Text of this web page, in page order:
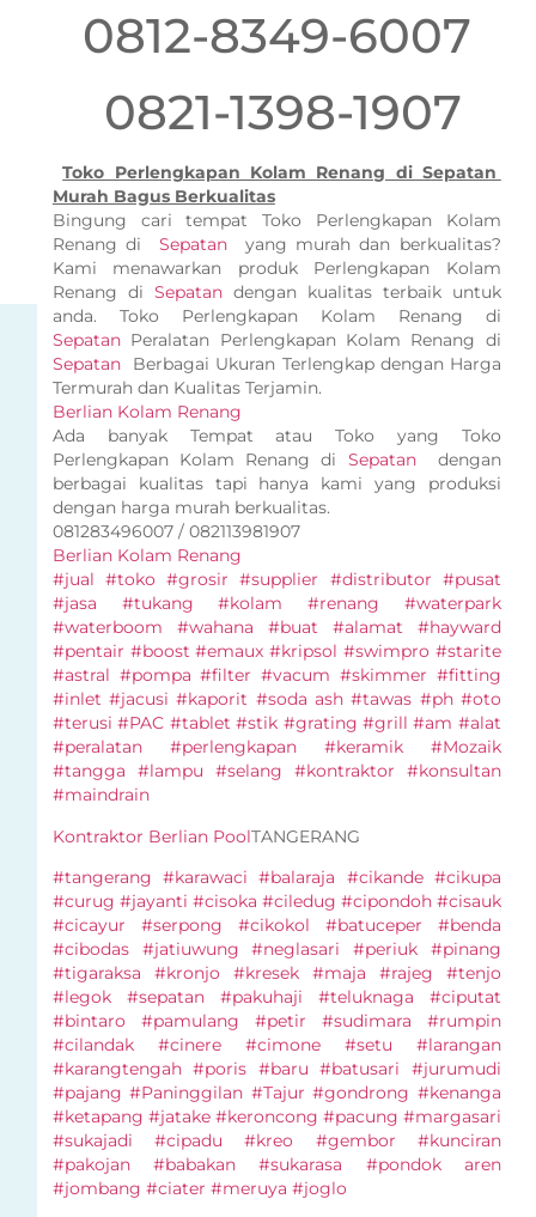
0812-8349-6007
0821-1398-1907
Toko Perlengkapan Kolam Renang di Sepatan
Murah Bagus Berkualitas
Bingung cari tempat Toko Perlengkapan Kolam
Renang di Sepatanyang murah dan berkualitas?
Kami menawarkan produk Perlengkapan Kolam
Renang di Sepatandengan kualitas terbaik untuk
anda. Toko Perlengkapan Kolam Renang di
SepatanPeralatan Perlengkapan Kolam Renang di
SepatanBerbagai Ukuran Terlengkap dengan Harga
Termurah dan Kualitas Terjamin.
Berlian Kolam Renang
Ada banyak Tempat atau Toko yang Toko
Perlengkapan Kolam Renang di Sepatandengan
berbagai kualitas tapi hanya kami yang produksi
dengan harga murah berkualitas.
081283496007 / 082113981907
Berlian Kolam Renang
#jual #toko #grosir #supplier #distributor #pusat
#jasa #tukang #kolam #renang #waterpark
#waterboom #wahana #buat #alamat #hayward
#pentair #boost #emaux #kripsol #swimpro #starite
#astral #pompa #filter #vacum #skimmer #fitting
#inlet #jacusi #kaporit #soda ash #tawas #ph #oto
#terusi #PAC #tablet #stik #grating #grill #am #alat
#peralatan #perlengkapan #keramik #Mozaik
#tangga #lampu #selang #kontraktor #konsultan
#maindrain
Kontraktor Berlian PoolTANGERANG
#tangerang #karawaci #balaraja #cikande #cikupa
#curug #jayanti #cisoka #ciledug #cipondoh #cisauk
#cicayur #serpong #cikokol #batuceper #benda
#cibodas #jatiuwung #neglasari #periuk #pinang
#tigaraksa #kronjo #kresek #maja #rajeg #tenjo
#legok #sepatan #pakuhaji #teluknaga #ciputat
#bintaro #pamulang #petir #sudimara #rumpin
#cilandak #cinere #cimone #setu #larangan
#karangtengah #poris #baru #batusari #jurumudi
#pajang #Paninggilan #Tajur #gondrong #kenanga
#ketapang #jatake #keroncong #pacung #margasari
#sukajadi #cipadu #kreo #gembor #kunciran
#pakojan #babakan #sukarasa #pondok aren
#jombang #ciater #meruya #joglo